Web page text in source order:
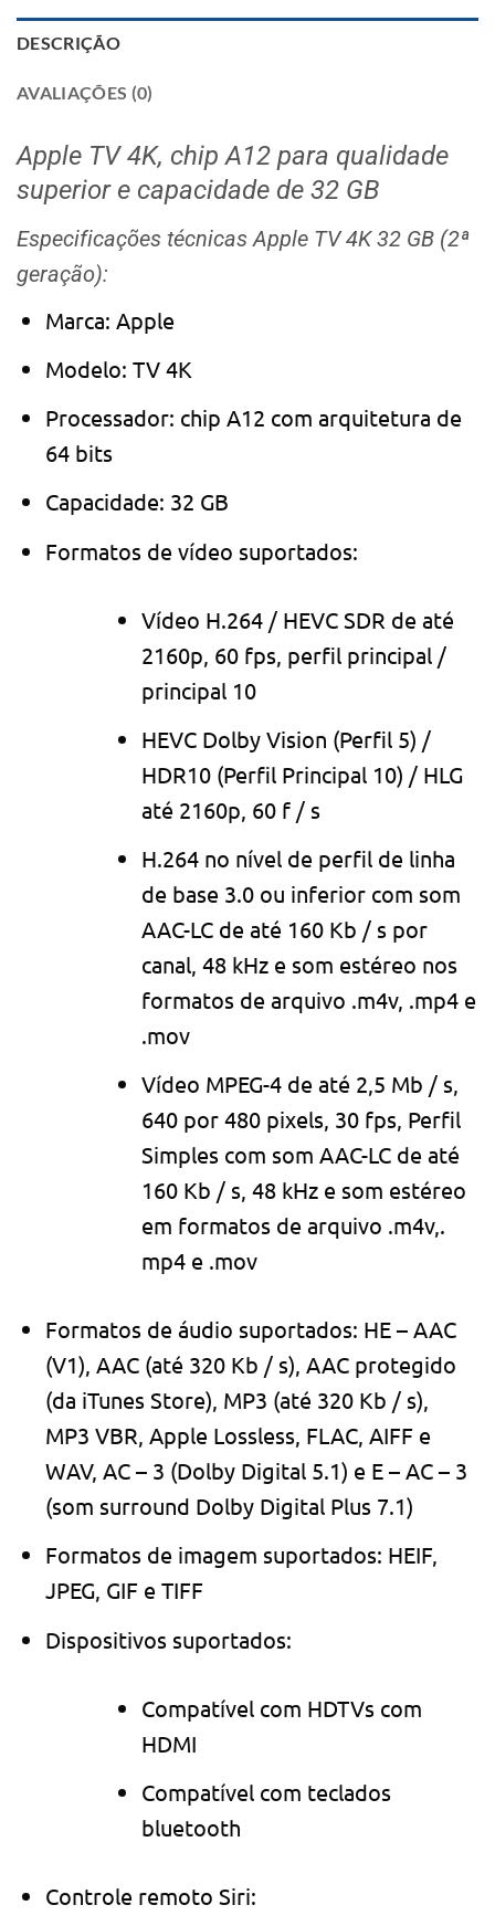
DESCRIÇÃO
AVALIAÇÕES (0)
Apple TV 4K, chip A12 para qualidade
superior e capacidade de 32 GB
Especificações técnicas Apple TV 4K 32 GB (2ª
geração):
Marca: Apple
Modelo: TV 4K
Processador: chip A12 com arquitetura de
64 bits
Capacidade: 32 GB
Formatos de vídeo suportados:
Vídeo H.264 / HEVC SDR de até
2160p, 60 fps, perfil principal /
principal 10
HEVC Dolby Vision (Perfil 5) /
HDR10 (Perfil Principal 10) / HLG
até 2160p, 60 f / s
H.264 no nível de perfil de linha
de base 3.0 ou inferior com som
AAC-LC de até 160 Kb / s por
canal, 48 kHz e som estéreo nos
formatos de arquivo .m4v, .mp4 e
.mov
Vídeo MPEG-4 de até 2,5 Mb / s,
640 por 480 pixels, 30 fps, Perfil
Simples com som AAC-LC de até
160 Kb / s, 48 ​​kHz e som estéreo
em formatos de arquivo .m4v,.
mp4 e .mov
Formatos de áudio suportados: HE – AAC
(V1), AAC (até 320 Kb / s), AAC protegido
(da iTunes Store), MP3 (até 320 Kb / s),
MP3 VBR, Apple Lossless, FLAC, AIFF e
WAV, AC – 3 (Dolby Digital 5.1) e E – AC – 3
(som surround Dolby Digital Plus 7.1)
Formatos de imagem suportados: HEIF,
JPEG, GIF e TIFF
Dispositivos suportados:
Compatível com HDTVs com
HDMI
Compatível com teclados
bluetooth
Controle remoto Siri: